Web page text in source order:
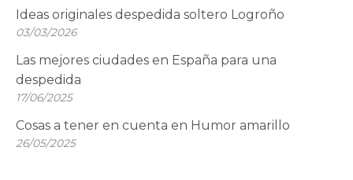
Ideas originales despedida soltero Logroño
03/03/2026
Las mejores ciudades en España para una
despedida
17/06/2025
Cosas a tener en cuenta en Humor amarillo
26/05/2025